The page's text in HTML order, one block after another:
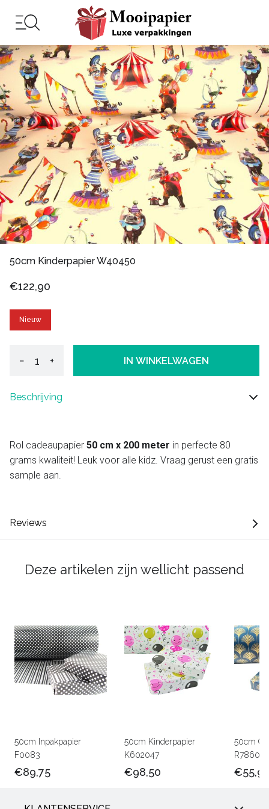
50cm Kinderpapier W40450
€122,90
Nieuw
− + IN WINKELWAGEN
Beschrijving
Rol cadeaupapier 50 cm x 200 meter in perfecte 80
grams kwaliteit! Leuk voor alle kidz. Vraag gerust een gratis
sample aan.
Reviews
Deze artikelen zijn wellicht passend
50cm Inpakpapier
F0083
€89,75
50cm Kinderpapier
K602047
€98,50
50cm